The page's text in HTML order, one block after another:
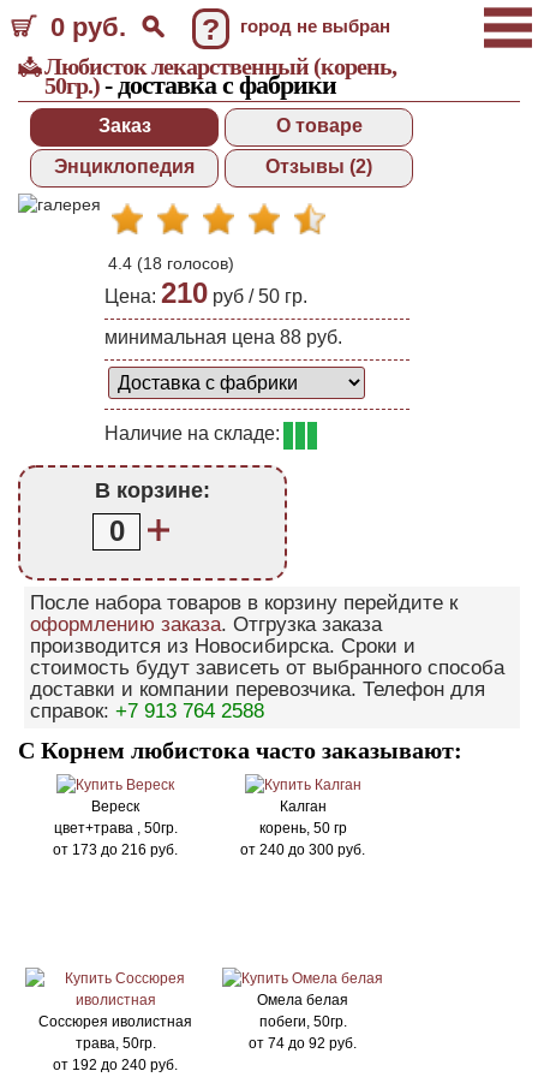
0 руб. ? город не выбран
Любисток лекарственный (корень,
50гр.)- доставка с фабрики
Заказ
О товаре
Энциклопедия
Отзывы (2)
4.4 (18 голосов)
Цена: 210 руб /50 гр.
минимальная цена 88 руб.
Наличие на складе:
В корзине:
0
После набора товаров в корзину перейдите к
оформлению заказа. Отгрузка заказа
производится из Новосибирска. Сроки и
стоимость будут зависеть от выбранного способа
доставки и компании перевозчика. Телефон для
справок: +7 913 764 2588
С Корнем любистока часто заказывают:
Вереск
цвет+трава , 50гр.
от 173 до 216 руб.
Калган
корень, 50 гр
от 240 до 300 руб.
Соссюрея иволистная
трава, 50гр.
от 192 до 240 руб.
Омела белая
побеги, 50гр.
от 74 до 92 руб.